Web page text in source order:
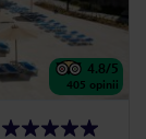
4.8/5
405 opinii